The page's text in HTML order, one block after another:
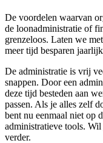
De voordelen waarvan
de loonadministratie of
grenzeloos. Laten we
meer tijd besparen
De administratie is vrij
snappen. Door een
deze tijd besteden aan
passen. Als je alles zelf
bent nu eenmaal niet op
administratieve tools.
verder.